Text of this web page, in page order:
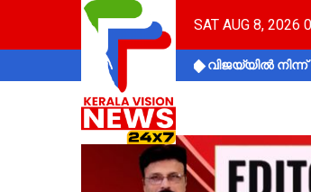
SAT AUG 8, 2026
വിജയ്‌യിൽ